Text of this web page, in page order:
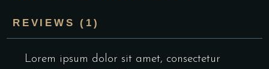
REVIEWS (1)
Lorem ipsum dolor sit amet, consectetur